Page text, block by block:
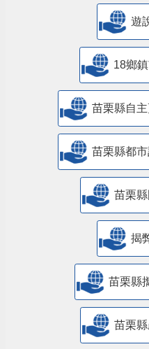
遊
18鄉
苗栗縣自
苗栗縣都
苗栗
揭
苗栗縣
苗栗